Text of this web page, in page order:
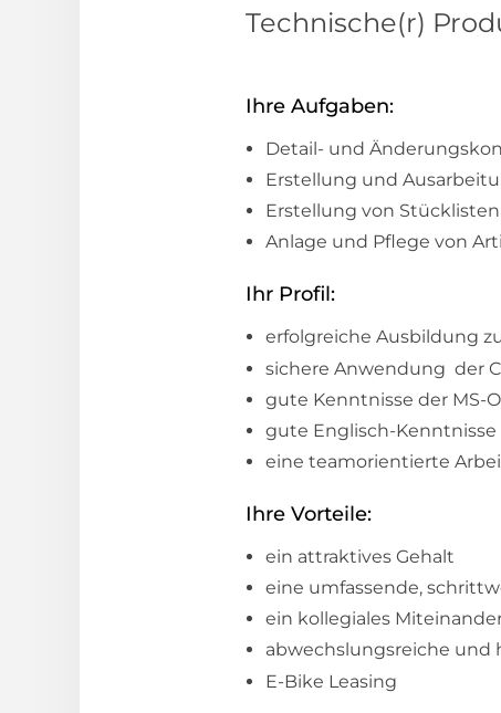
Technische(r)
Ihre Aufgaben:
Detail- und
Erstellung und
Erstellung von Stücklisten
Anlage und Pflege von
Ihr Profil:
erfolgreiche Ausbildung
sichere Anwendung der
gute Kenntnisse der MS-
gute Englisch-Kenntnisse
eine teamorientierte
Ihre Vorteile:
ein attraktives Gehalt
eine umfassende,
ein kollegiales
abwechslungsreiche und
E-Bike Leasing